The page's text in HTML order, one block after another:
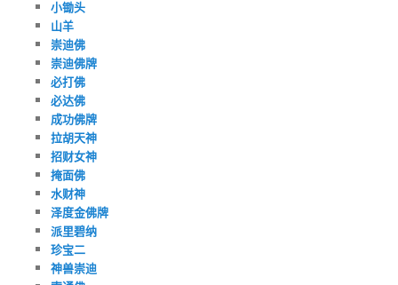
小锄头
山羊
崇迪佛
崇迪佛牌
必打佛
必达佛
成功佛牌
拉胡天神
招财女神
掩面佛
水财神
泽度金佛牌
派里碧纳
珍宝二
神兽崇迪